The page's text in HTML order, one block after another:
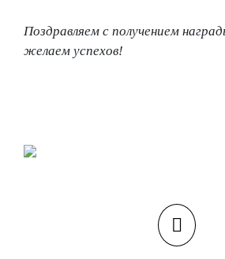
Поздравляем с получением
желаем успехов!